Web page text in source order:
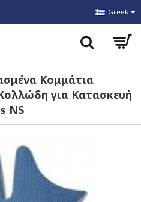
Greek
Κομμάτια
για Κατασκευή
NS